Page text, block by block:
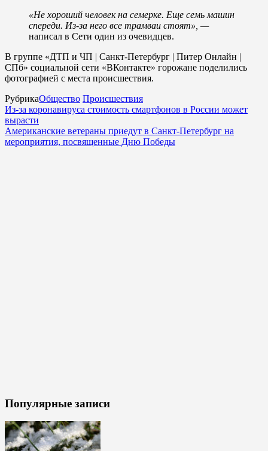
«Не хороший человек на семерке. Еще семь машин
спереди. Из-за него все трамваи стоят», —
написал в Сети один из очевидцев.
В группе «ДТП и ЧП | Санкт-Петербург | Питер Онлайн |
СПб» социальной сети «ВКонтакте» горожане поделились
фотографией с места происшествия.
РубрикаОбщество Происшествия
Из-за коронавируса стоимость смартфонов в России может
вырасти
Американские ветераны приедут в Санкт-Петербург на
мероприятия, посвященные Дню Победы
Популярные записи